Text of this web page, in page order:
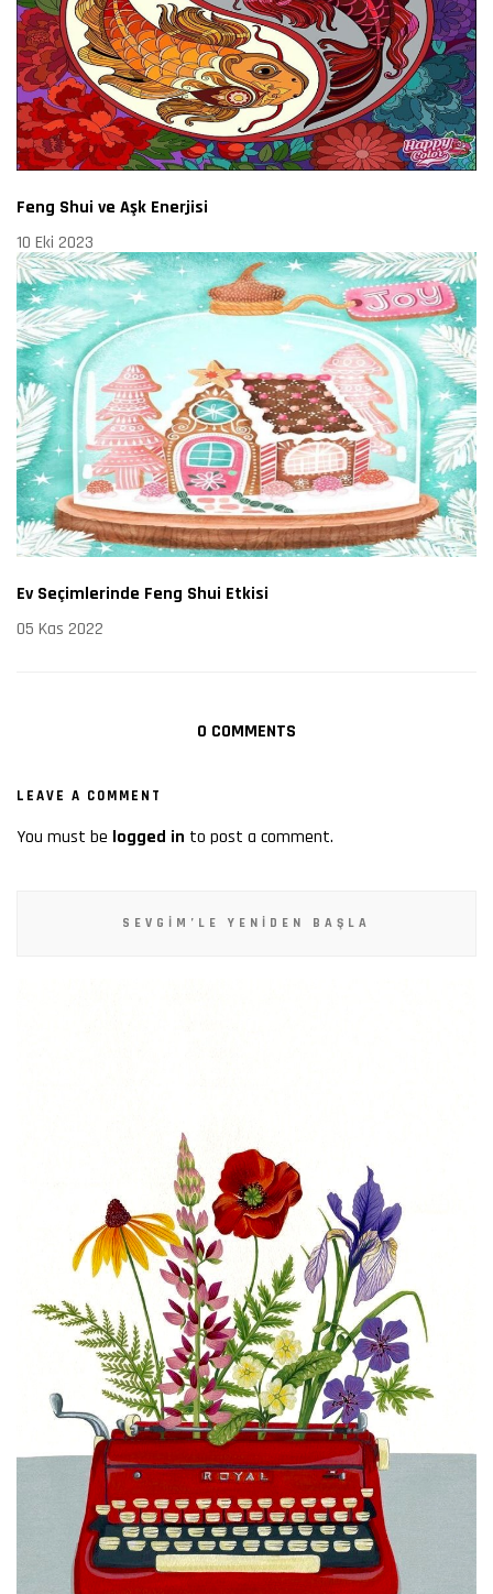
Feng Shui ve Aşk Enerjisi
10 Eki 2023
Ev Seçimlerinde Feng Shui Etkisi
05 Kas 2022
0 COMMENTS
LEAVE A COMMENT
You must be logged in to post a comment.
SEVGIM’LE YENIDEN BAŞLA